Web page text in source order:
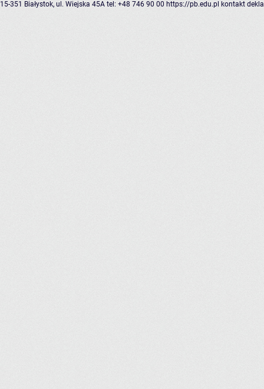
15-351 Białystok, ul. Wiejska 45A tel: +48 746 90 00 https://pb.edu.pl kontakt